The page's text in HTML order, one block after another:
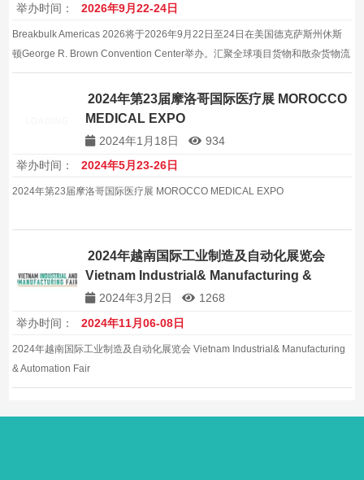
举办时间：
2026年9月22-24日
Breakbulk Americas 2026将于2026年9月22日至24日在美国德克萨斯州休斯
顿George R. Brown Convention Center举办。汇聚全球项目货物和散杂货物流
行业领袖，是美洲地区该领域规模最大的贸易展览会。
2024年第23届摩洛哥国际医疗展 MOROCCO
MEDICAL EXPO
2024年1月18日
934
举办时间：
2024年5月23-26日
2024年第23届摩洛哥国际医疗展 MOROCCO MEDICAL EXPO
2024年越南国际工业制造及自动化展览会
Vietnam Industrial& Manufacturing &
Automation Fair
2024年3月2日
1268
举办时间：
2024年11月06-08日
2024年越南国际工业制造及自动化展览会 Vietnam Industrial& Manufacturing
& Automation Fair